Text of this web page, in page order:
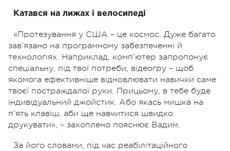
Катався на лижах і велосипеді
«Протезування у США – це космос. Дуже багато
зав’язано на програмному забезпеченні й
технологіях. Наприклад, комп’ютер запропонує
спеціальну, під твої потреби, відеогру – щоб
якомога ефективніше відновлювати навички саме
твоєї постраждалої руки. Прицьому, в тебе буде
індивідуальний джойстик. Або якась мишка на
п’ять клавіш, аби ще навчитися швидко
друкувати», – захоплено пояснює Вадим.
За його словами, під час реабілітаційного